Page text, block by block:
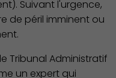
Suivant l'urgence,
de péril imminent ou
Tribunal Administratif
un expert qui